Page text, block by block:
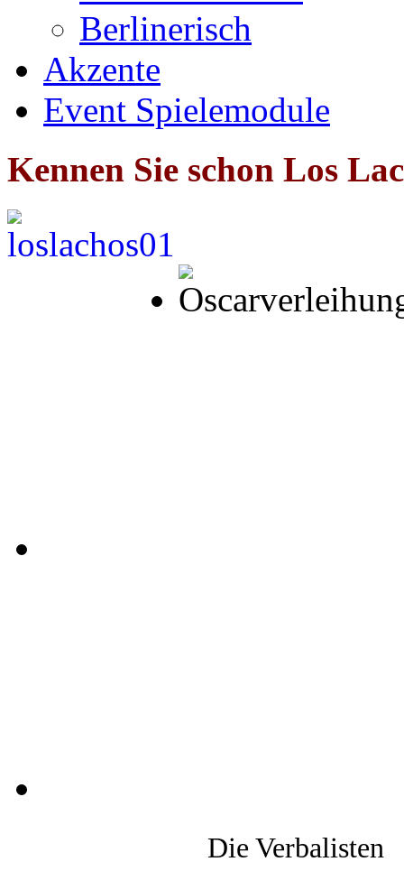
Berlinerisch
Akzente
Event Spielemodule
Kennen Sie schon Los
Die Verbalisten